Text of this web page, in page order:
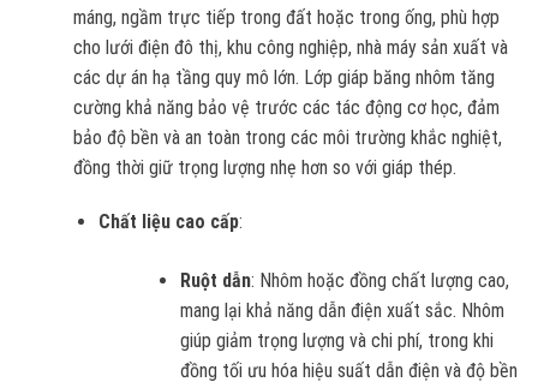
máng, ngầm trực tiếp trong đất hoặc trong ống, phù hợp
cho lưới điện đô thị, khu công nghiệp, nhà máy sản xuất và
các dự án hạ tầng quy mô lớn. Lớp giáp băng nhôm tăng
cường khả năng bảo vệ trước các tác động cơ học, đảm
bảo độ bền và an toàn trong các môi trường khắc nghiệt,
đồng thời giữ trọng lượng nhẹ hơn so với giáp thép.
Chất liệu cao cấp:
Ruột dẫn: Nhôm hoặc đồng chất lượng cao,
mang lại khả năng dẫn điện xuất sắc. Nhôm
giúp giảm trọng lượng và chi phí, trong khi
đồng tối ưu hóa hiệu suất dẫn điện và độ bền